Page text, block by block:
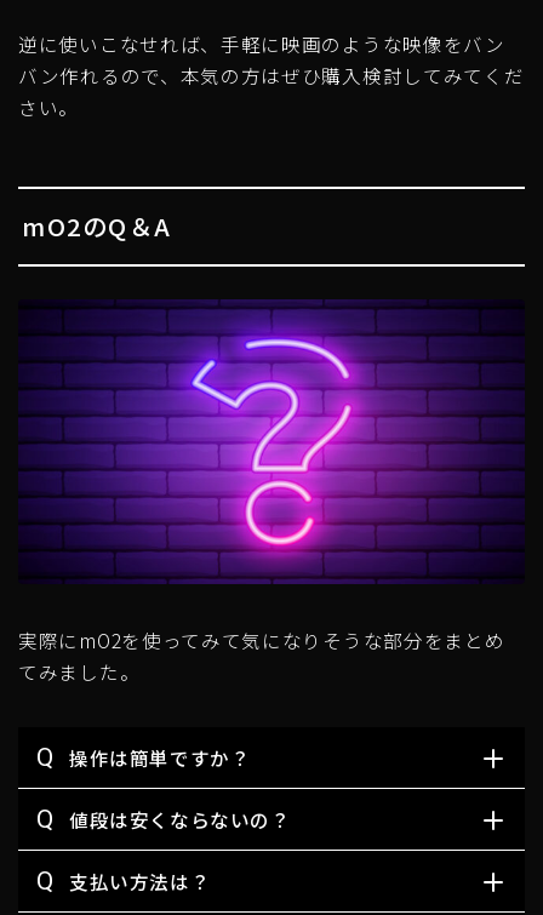
逆に使いこなせれば、手軽に映画のような映像をバン
バン作れるので、本気の方はぜひ購入検討してみてくだ
さい。
mO2のQ＆A
実際にmO2を使ってみて気になりそうな部分をまとめ
てみました。
Q 操作は簡単ですか？
Q 値段は安くならないの？
Q 支払い方法は？